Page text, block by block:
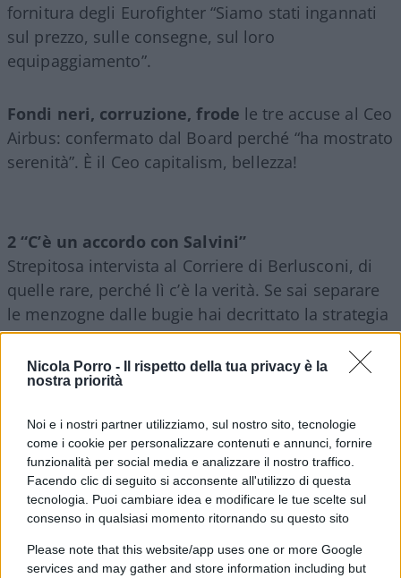
Nicola Porro -
Il rispetto della tua privacy è la
nostra priorità
Noi e i nostri partner utilizziamo, sul nostro sito, tecnologie
come i cookie per personalizzare contenuti e annunci, fornire
funzionalità per social media e analizzare il nostro traffico.
Facendo clic di seguito si acconsente all'utilizzo di questa
tecnologia. Puoi cambiare idea e modificare le tue scelte sul
consenso in qualsiasi momento ritornando su questo sito
Please note that this website/app uses one or more Google
services and may gather and store information including but
fornitura degli Eurofighter “Siamo stati ingannati
sul prezzo, sulle consegne, sul loro
equipaggiamento”.
Fondi neri, corruzione, frode le tre accuse al Ceo
Airbus: confermato dal Board perché “ha mostrato
serenità”. È il Ceo capitalism, bellezza!
2 “C’è un accordo con Salvini”
Strepitosa intervista al Corriere di Berlusconi, di
quelle rare, perché lì c’è la verità. Se sai separare
le menzogne dalle bugie hai decrittato la strategia
di Berlusconi. Ci sto lavorando.
3 “Pagò a Clinton le spese del Sexgate”
Da anni scrivo che, per capire l’America, occorre
sminuzzare il patrimonio dei Clinton (fino a 150
milioni di $ partendo dallo zero, all’uscita degli 8
anni alla Casa Bianca, sia chiaro tutto
formalmente ineccepibile).